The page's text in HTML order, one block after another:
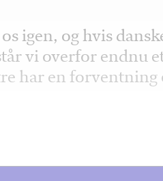
igen, og hvis
vi overfor endnu
har en forventning